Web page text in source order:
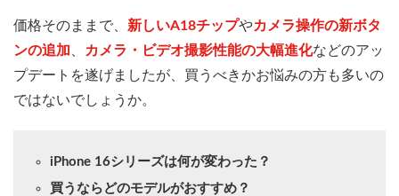
価格そのままで、 新しいA18チップやカメラ操作の新ボタ
ンの追加
カメラ・ビデオ撮影性能の大幅進化などのアッ
プデートを遂げましたが、買うべきかお悩みの方も多いの
ではないでしょうか。
iPhone 16シリーズは何が変わった？
買うならどのモデルがおすすめ？